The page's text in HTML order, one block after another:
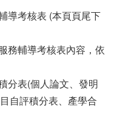
導考核表 (本頁頁尾下
務輔導考核表內容，依
分表(個人論文、發明
自評積分表、產學合